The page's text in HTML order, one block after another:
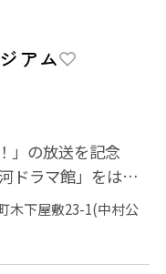
アム
」の放送を記念
ドラマ館」をはじ
アム」がオープ...
木下屋敷23-1(中村公